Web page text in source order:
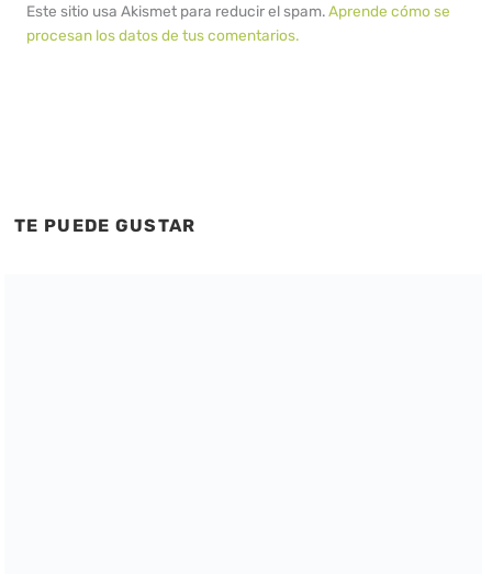
Este sitio usa Akismet para reducir el spam.Aprende cómo se
procesan los datos de tus comentarios.
TE PUEDE GUSTAR